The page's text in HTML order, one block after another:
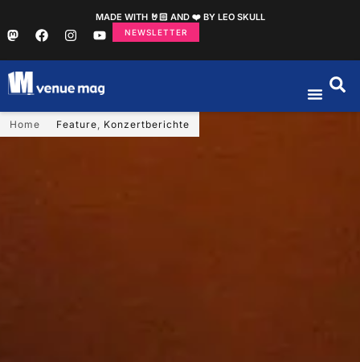
MADE WITH 🤘🏻 AND ❤️ BY LEO SKULL
NEWSLETTER
Home Feature, Konzertberichte